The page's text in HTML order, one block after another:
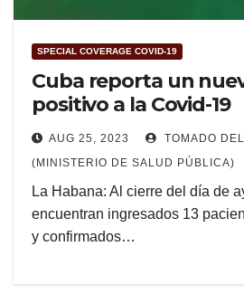
SPECIAL COVERAGE COVID-19
Cuba reporta un
positivo a la Covid-19
AUG 25, 2023
TOMADO
(MINISTERIO DE SALUD PÚBLICA)
La Habana: Al cierre del día de
encuentran ingresados 13
y confirmados…